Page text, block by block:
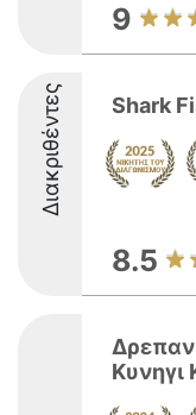
9
Διακριθέντες Shark
8.5
Κυνηγι